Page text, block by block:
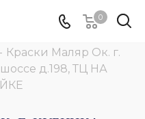
0
- Краски Маляр Ок. г.
д.198, ТЦ НА